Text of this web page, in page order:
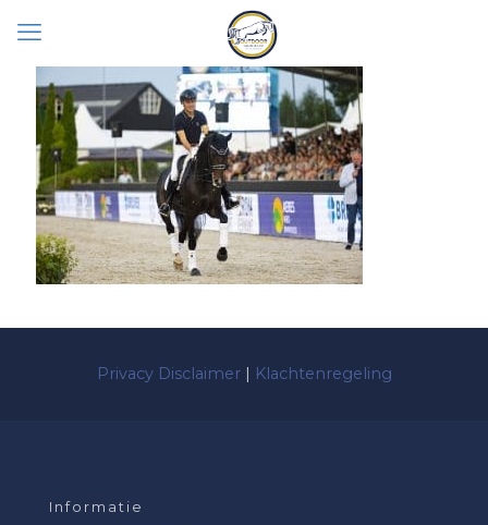
Privacy Disclaimer| Klachtenregeling
Informatie